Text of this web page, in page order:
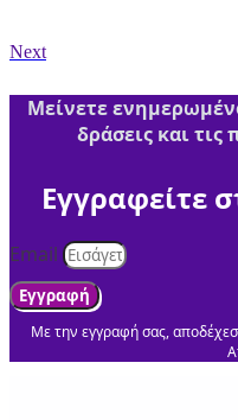
Next
Μείνετε
δράσεις και τις
Εγγραφείτε
Email
Εγγραφή
Με την εγγραφή σας,